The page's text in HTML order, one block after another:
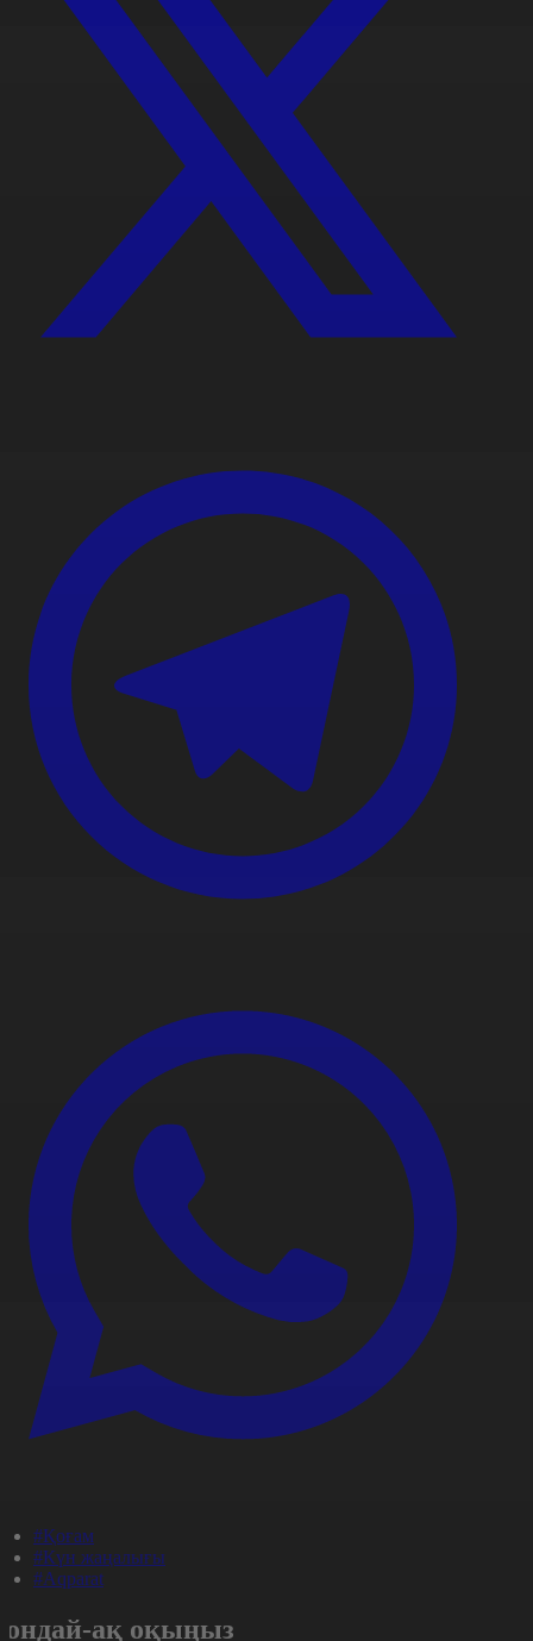
#Қоғам
#Күн жаңалығы
#Aqparat
ақ оқыңыз